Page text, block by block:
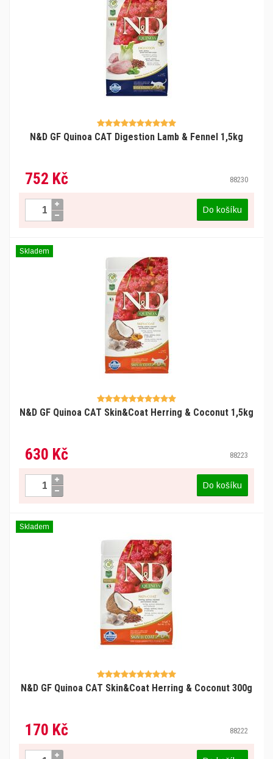
N&D GF Quinoa CAT Digestion Lamb & Fennel 1,5kg
752 Kč 88230
Do košíku
N&D GF Quinoa CAT Skin&Coat Herring & Coconut 1,5kg
630 Kč 88223
Skladem
Do košíku
N&D GF Quinoa CAT Skin&Coat Herring & Coconut 300g
170 Kč 88222
Skladem